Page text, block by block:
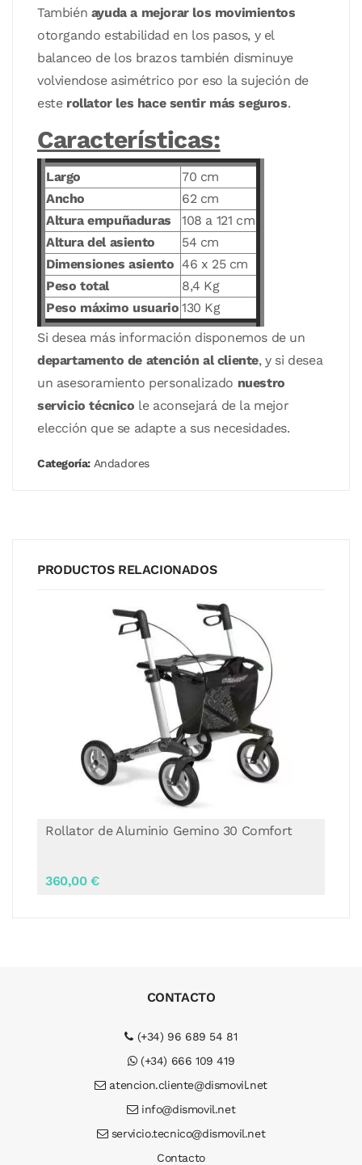
También ayuda a mejorar los movimientos
otorgando estabilidad en los pasos, y el
balanceo de los brazos también disminuye
volviendose asimétrico por eso la sujeción de
este rollator les hace sentir más seguros.
Características:
Largo
70 cm
Ancho
62 cm
Altura empuñaduras
108 a 121 cm
Altura del asiento
54 cm
Dimensiones asiento 46 x 25 cm
Peso total
8,4 Kg
Peso máximo usuario 130 Kg
Si desea más información disponemos de un
departamento de atención al cliente, y si desea
un asesoramiento personalizado nuestro
servicio técnico le aconsejará de la mejor
elección que se adapte a sus necesidades.
Categoría: Andadores
PRODUCTOS RELACIONADOS
Rollator de Aluminio Gemino 30
670,00 €
CONTACTO
(+34) 96 689 54 81
(+34) 666 109 419
atencion.cliente@dismovil.net
info@dismovil.net
servicio.tecnico@dismovil.net
Contacto